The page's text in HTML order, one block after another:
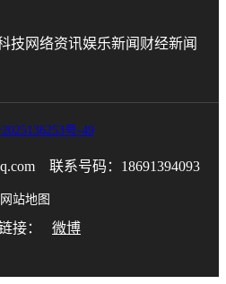
技 网络资讯娱乐新闻 财经新闻
号-49
联系号码：18691394093
网站地图
接： 微博